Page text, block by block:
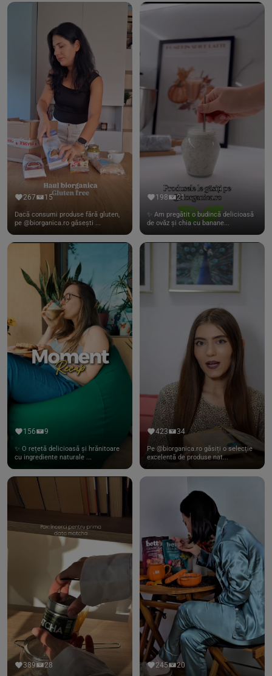
267 15
Dacă consumi produse fără gluten,
pe @biorganica.ro găsești ...
198 21
✨ Am pregătit o budincă delicioasă
de ovăz și chia cu banane...
156 9
✨ O rețetă delicioasă și hrănitoare
cu ingrediente naturale ...
423 34
Pe @biorganica.ro găsiți o selecție
excelentă de produse nat...
389 28 245 20